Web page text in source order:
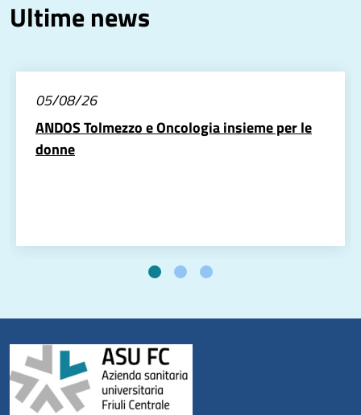
Ultime news
05/08/26
ANDOS Tolmezzo e Oncologia insieme per le
donne